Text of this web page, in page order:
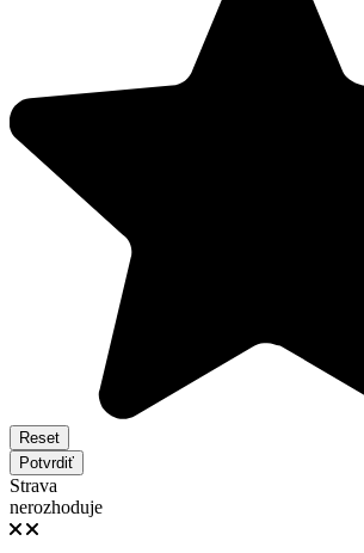
Reset
Potvrdiť
Strava
nerozhoduje